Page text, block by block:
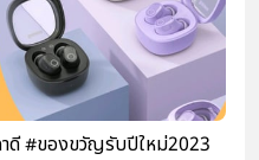
ดี #ของขวัญรับปีใหม่2023